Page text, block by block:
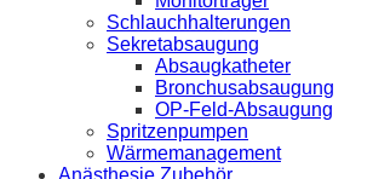
Schlauchhalterungen
Sekretabsaugung
Absaugkatheter
Bronchusabsaugung
OP-Feld-Absaugung
Spritzenpumpen
Wärmemanagement
Anästhesie Zubehör